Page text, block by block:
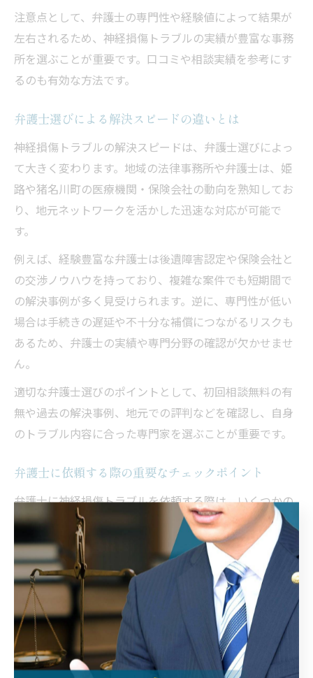
注意点として、弁護士の専門性や経験値によって結果が
左右されるため、神経損傷トラブルの実績が豊富な事務
所を選ぶことが重要です。口コミや相談実績を参考にす
るのも有効な方法です。
弁護士選びによる解決スピードの違いとは
神経損傷トラブルの解決スピードは、弁護士選びによっ
て大きく変わります。地域の法律事務所や弁護士は、姫
路や猪名川町の医療機関・保険会社の動向を熟知してお
り、地元ネットワークを活かした迅速な対応が可能で
す。
例えば、経験豊富な弁護士は後遺障害認定や保険会社と
の交渉ノウハウを持っており、複雑な案件でも短期間で
の解決事例が多く見受けられます。逆に、専門性が低い
場合は手続きの遅延や不十分な補償につながるリスクも
あるため、弁護士の実績や専門分野の確認が欠かせませ
ん。
適切な弁護士選びのポイントとして、初回相談無料の有
無や過去の解決事例、地元での評判などを確認し、自身
のトラブル内容に合った専門家を選ぶことが重要です。
弁護士に依頼する際の重要なチェックポイント
弁護士に神経損傷トラブルを依頼する際は、いくつかの
ポイントを押さえておくことが大切です。まず、初回相
談が無料かどうかを確認し、相談内容に応じた費用体系
や見積もりを事前に明確にしてもらいましょう。
次に、神経損傷案件の取り扱い実績や後遺障害認定、保
険会社との交渉経験が豊富かどうかを質問することが重
要です。加えて、地元姫路や猪名川町での解決事例や事
務所の対応体制、アフターフォローの有無もチェックポ